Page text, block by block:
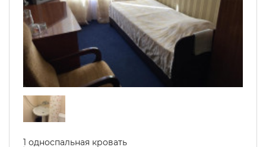
1 односпальная кровать